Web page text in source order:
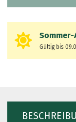
Gültig bis